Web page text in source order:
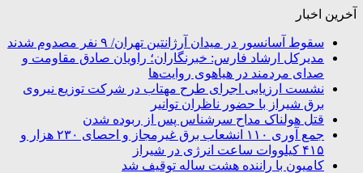
آخرین اخبار
سقوط آسانسور در میدان آرژانتین تهران/ ۹ نفر مصدوم شدند
مدیرکل ارشاد فارس: خبرنگاران؛ راویان صادق مقاومت و
صدای مردمند در هیاهوی روایت‌ها
نشست ارزیابی اجرای طرح مهتاب در شرکت توزیع نیروی
برق شیراز با حضور ناظران توانیر
قتل هولناک مداح سرشناس پس از ربوده شدن
جمع آوری ۱۱۰ انشعاب برق غیرمجاز و احصای ۲۳۰ هزار و
۴۱۵ کیلووات ساعت انرژی در شیراز
کامیون با راننده هشت ساله توقیف شد